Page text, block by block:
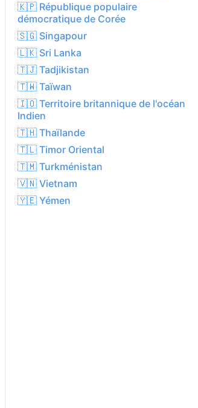
0.0 mm
9.0
06:27 AM
07:44 PM
New Moon
🇰🇵 République populaire
démocratique de Corée
🇸🇬 Singapour
🇱🇰 Sri Lanka
🇹🇯 Tadjikistan
🇹🇼 Taïwan
🇮🇴 Territoire britannique de l'océan
Indien
🇹🇭 Thaïlande
🇹🇱 Timor Oriental
🇹🇲 Turkménistan
🇻🇳 Vietnam
🇾🇪 Yémen